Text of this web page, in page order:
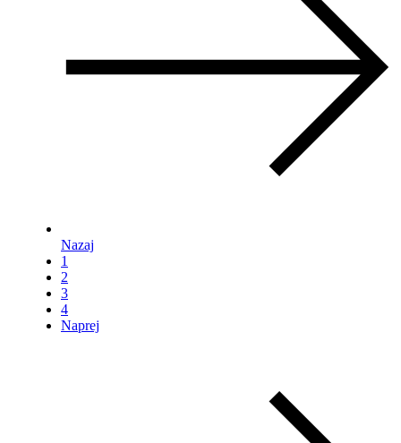
Nazaj
1
2
3
4
Naprej